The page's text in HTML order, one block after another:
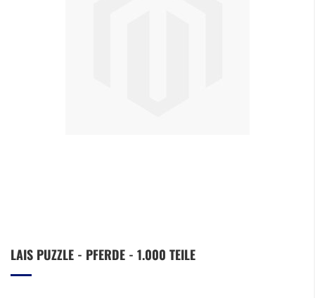
Anfang
LAIS PUZZLE - PFERDE - 1.000 TEILE